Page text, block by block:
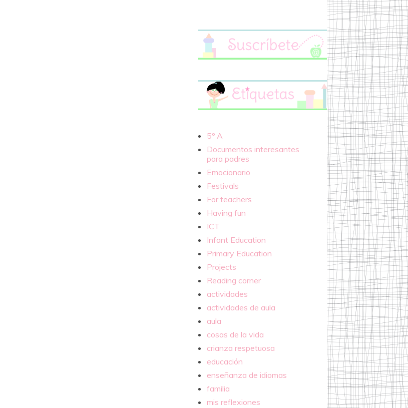
5º A
Documentos interesantes
para padres
Emocionario
Festivals
For teachers
Having fun
ICT
Infant Education
Primary Education
Projects
Reading corner
actividades
actividades de aula
aula
cosas de la vida
crianza respetuosa
educación
enseñanza de idiomas
familia
mis reflexiones